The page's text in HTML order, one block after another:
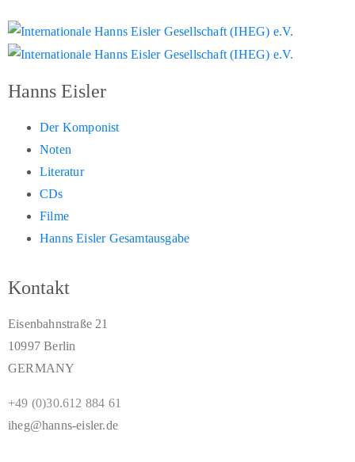
Hanns Eisler
Der Komponist
Noten
Literatur
CDs
Filme
Hanns Eisler Gesamtausgabe
Kontakt
Eisenbahnstraße 21
10997 Berlin
GERMANY
+49 (0)30.612 884 61
iheg@hanns-eisler.de